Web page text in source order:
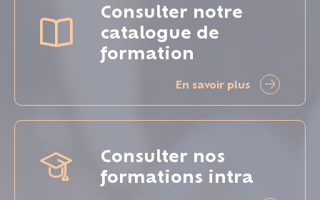
Consulter notre
catalogue de
formation
En savoir plus
Consulter nos
formations intra